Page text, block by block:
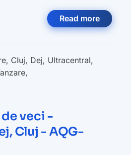
Read more
, Cluj, Dej, Ultracentral,
,
de veci -
Cluj - AQG-